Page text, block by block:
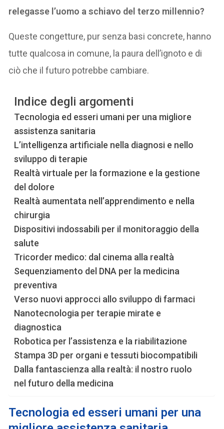
relegasse l’uomo a schiavo del terzo millennio?
Queste congetture, pur senza basi concrete, hanno
tutte qualcosa in comune, la paura dell’ignoto e di
ciò che il futuro potrebbe cambiare.
Indice degli argomenti
Tecnologia ed esseri umani per una migliore
assistenza sanitaria
L’intelligenza artificiale nella diagnosi e nello
sviluppo di terapie
Realtà virtuale per la formazione e la gestione
del dolore
Realtà aumentata nell’apprendimento e nella
chirurgia
Dispositivi indossabili per il monitoraggio della
salute
Tricorder medico: dal cinema alla realtà
Sequenziamento del DNA per la medicina
preventiva
Verso nuovi approcci allo sviluppo di farmaci
Nanotecnologia per terapie mirate e
diagnostica
Robotica per l’assistenza e la riabilitazione
Stampa 3D per organi e tessuti biocompatibili
Dalla fantascienza alla realtà: il nostro ruolo
nel futuro della medicina
Tecnologia ed esseri umani per una